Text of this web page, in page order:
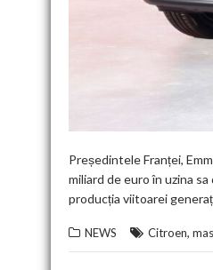
Președintele Franței,
miliard de euro în uzina
producția viitoarei
NEWS Citroen,